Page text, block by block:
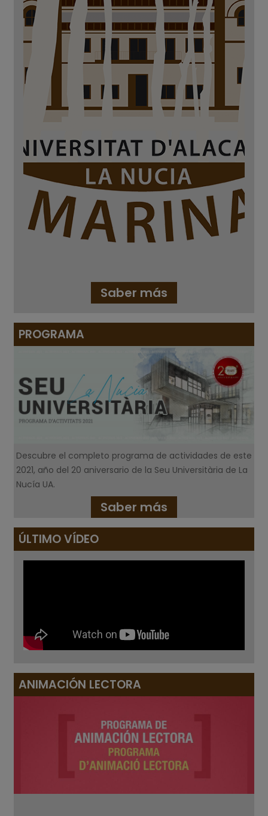
Saber más
PROGRAMA
Descubre el completo programa de actividades de este
2021, año del 20 aniversario de la Seu Universitària de La
Nucía UA.
Saber más
ÚLTIMO VÍDEO
ANIMACIÓN LECTORA